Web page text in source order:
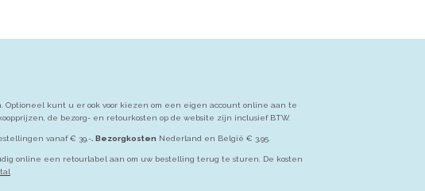
kunt u er ook voor kiezen om een eigen account online aan te
de bezorg- en retourkosten op de website zijn inclusief BTW.
vanaf € 39,- . Bezorgkosten Nederland en België € 3,95.
online een retourlabel aan om uw bestelling terug te sturen. De kosten